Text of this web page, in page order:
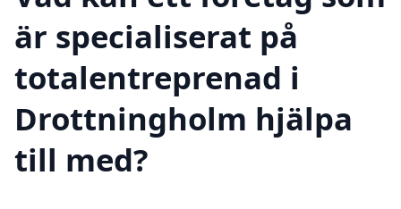
är specialiserat på
totalentreprenad i
Drottningholm hjälpa
till med?